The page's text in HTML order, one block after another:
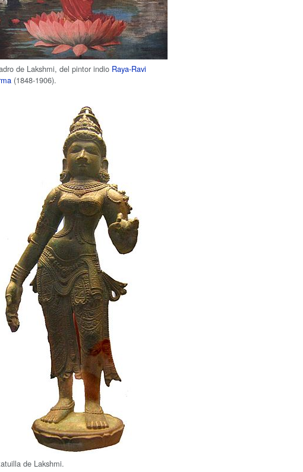
de Lakshmi, del pintor indio Raya-Ravi
(1848-1906).
de Lakshmi.